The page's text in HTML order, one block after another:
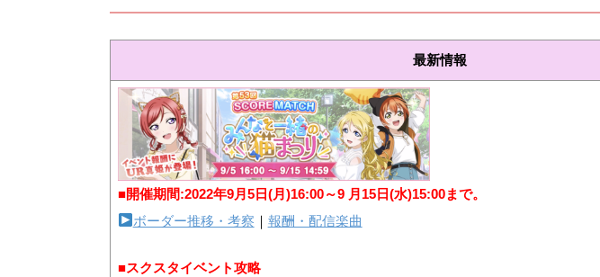
最新情報
■開催期間:2022年9月5日(月)16:00～9 月15日(水)15:00まで。
ボーダー推移・考察 ｜ 報酬・配信楽曲
■スクスタイベント攻略